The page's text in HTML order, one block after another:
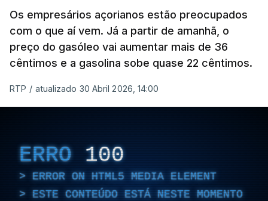
Os empresários açorianos estão preocupados
com o que aí vem. Já a partir de amanhã, o
preço do gasóleo vai aumentar mais de 36
cêntimos e a gasolina sobe quase 22 cêntimos.
RTP / atualizado 30 Abril 2026, 14:00
ERRO 100
ERROR ON HTML5 MEDIA ELEMENT
ESTE CONTEÚDO ESTÁ NESTE MOMENTO